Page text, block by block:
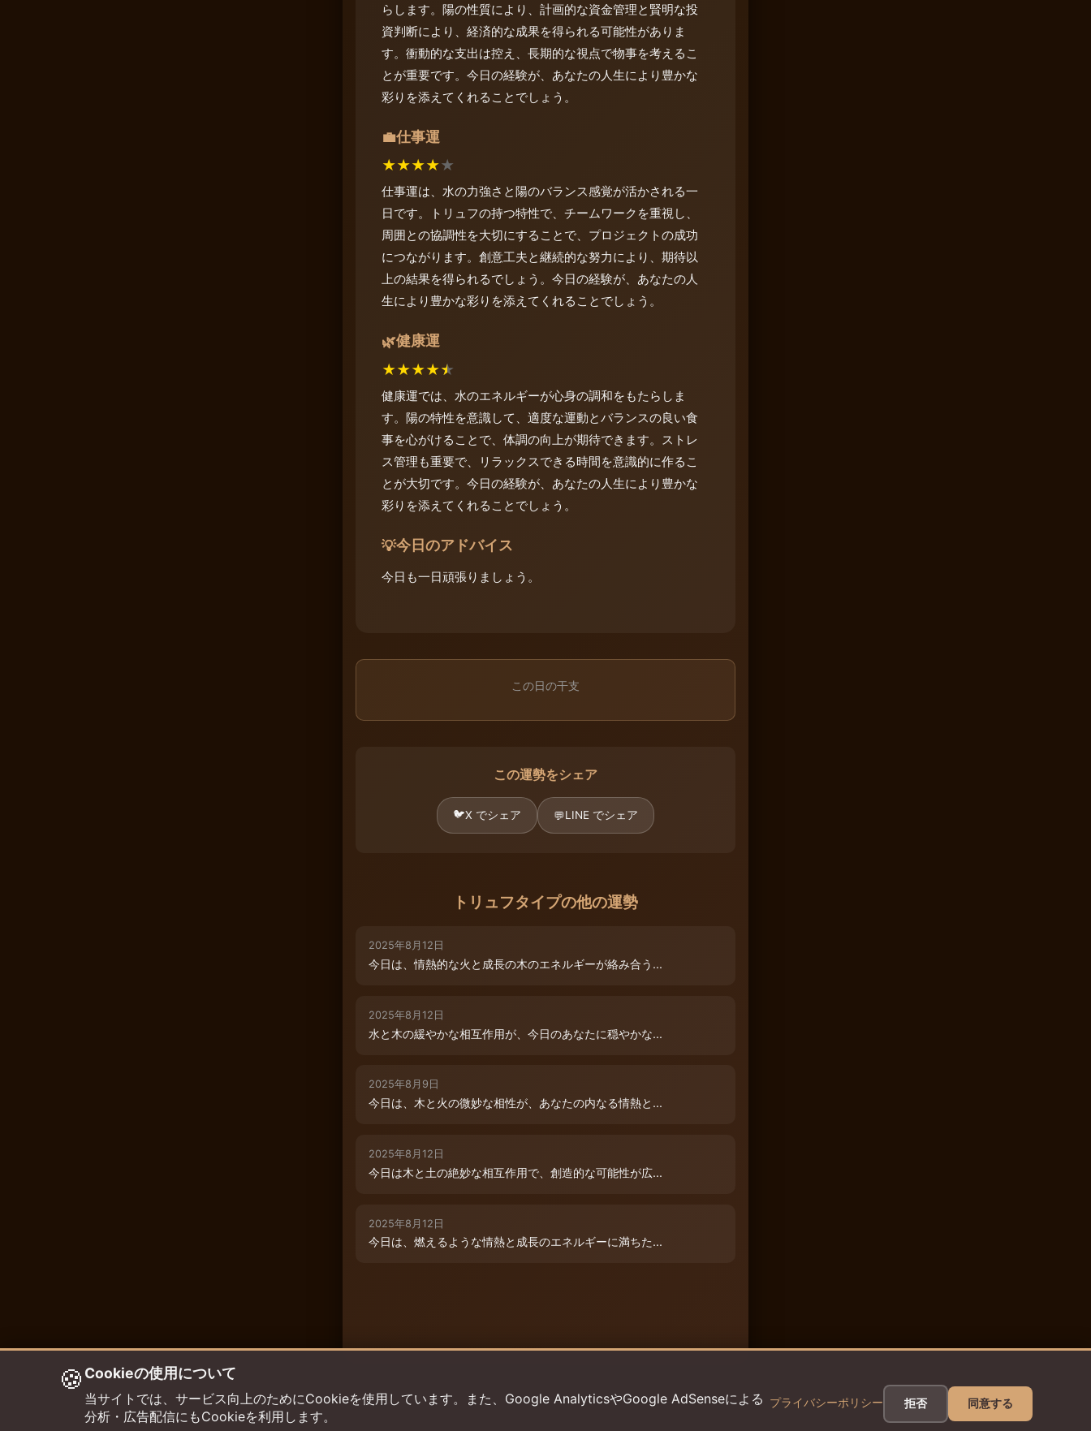
らします。陽の性質により、計画的な資金管理と賢明な投
資判断により、経済的な成果を得られる可能性がありま
す。衝動的な支出は控え、長期的な視点で物事を考えるこ
とが重要です。今日の経験が、あなたの人生により豊かな
彩りを添えてくれることでしょう。
💼仕事運
★★★★★
仕事運は、水の力強さと陽のバランス感覚が活かされる一
日です。トリュフの持つ特性で、チームワークを重視し、
周囲との協調性を大切にすることで、プロジェクトの成功
につながります。創意工夫と継続的な努力により、期待以
上の結果を得られるでしょう。今日の経験が、あなたの人
生により豊かな彩りを添えてくれることでしょう。
🌿健康運
★★★★★
健康運では、水のエネルギーが心身の調和をもたらしま
す。陽の特性を意識して、適度な運動とバランスの良い食
事を心がけることで、体調の向上が期待できます。ストレ
ス管理も重要で、リラックスできる時間を意識的に作るこ
とが大切です。今日の経験が、あなたの人生により豊かな
彩りを添えてくれることでしょう。
💡今日のアドバイス
今日も一日頑張りましょう。
この日の干支
この運勢をシェア
🐦X でシェア 💬LINE でシェア
トリュフタイプの他の運勢
2025年8月12日
今日は、情熱的な火と成長の木のエネルギーが絡み合う...
2025年8月12日
水と木の緩やかな相互作用が、今日のあなたに穏やかな...
2025年8月9日
今日は、木と火の微妙な相性が、あなたの内なる情熱と...
2025年8月12日
今日は木と土の絶妙な相互作用で、創造的な可能性が広...
2025年8月12日
今日は、燃えるような情熱と成長のエネルギーに満ちた...
🍪 Cookieの使用について
当サイトでは、サービス向上のためにCookieを使用しています。また、Google AnalyticsやGoogle AdSenseによる
分析・広告配信にもCookieを利用します。
プライバシーポリシー 拒否 同意する